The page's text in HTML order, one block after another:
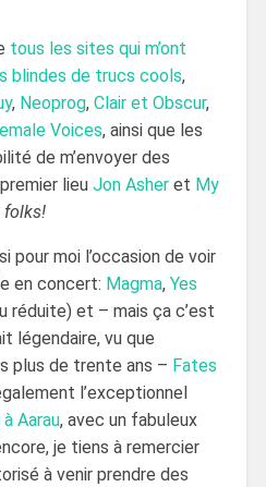
tous les sites qui m’ont
blindes de trucs cools,
, Neoprog, Clair et Obscur,
Voices, ainsi que les
de m’envoyer des
lieu Jon Asheret My
folks!
pour moi l’occasion de voir
en concert: Magma, Yes
réduite) et – mais ça c’est
légendaire, vu que
plus de trente ans – Fates
l’exceptionnel
Aarau, avec un fabuleux
je tiens à remercier
à venir prendre des